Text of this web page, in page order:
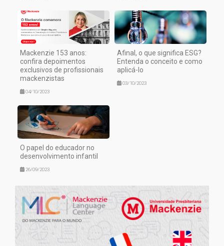
Mackenzie 153 anos:
confira depoimentos
exclusivos de profissionais
mackenzistas
04/10/2023
Afinal, o que significa ESG?
Entenda o conceito e como
aplicá-lo
03/10/2023
O papel do educador no
desenvolvimento infantil
26/09/2023